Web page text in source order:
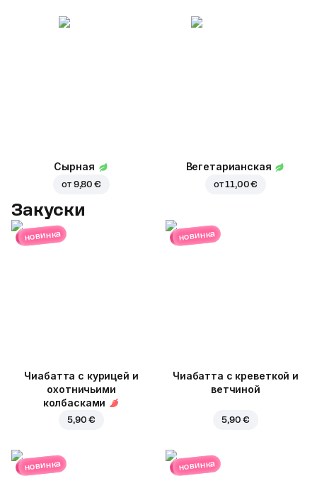
Сырная
от 9,80 €
Вегетарианская
от11,00 €
Закуски
новинка
Чиабатта с курицей и
охотничьими
колбасками
5,90 €
новинка
Чиабатта с креветкой и
ветчиной
5,90 €
новинка новинка